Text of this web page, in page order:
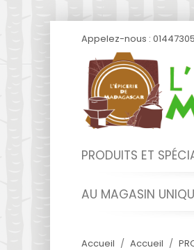
Appelez-nous :
PRODUITS ET
AU MAGASIN
Accueil Accueil